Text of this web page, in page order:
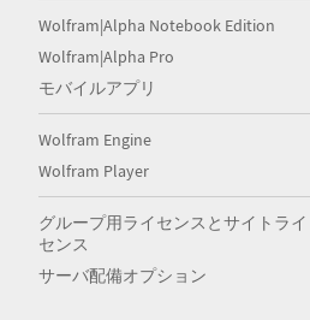
Wolfram|Alpha Notebook Edition
Wolfram|Alpha Pro
モバイルアプリ
Wolfram Engine
Wolfram Player
グループ用ライセンスとサイトライ
センス
サーバ配備オプション